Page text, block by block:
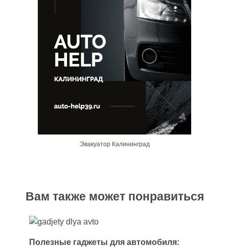
Эвакуатор Калининград
Вам также может понравиться
Полезные гаджеты для автомобиля: